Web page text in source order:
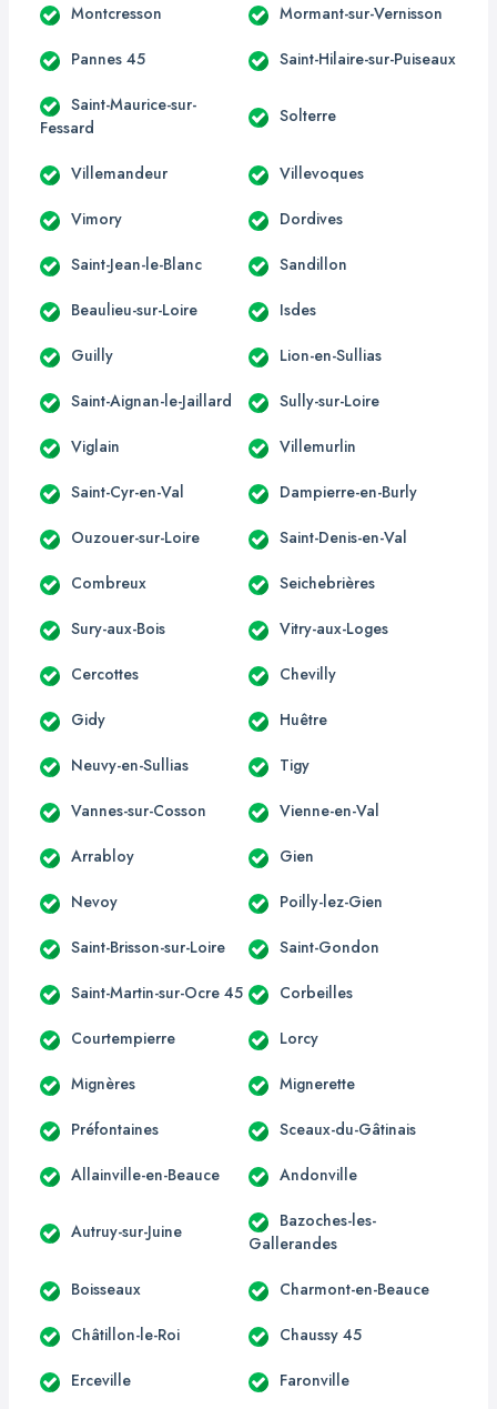
Montcresson Mormant-sur-Vernisson
Pannes 45 Saint-Hilaire-sur-Puiseaux
Saint-Maurice-sur-
Fessard
Solterre
Villemandeur Villevoques
Vimory Dordives
Saint-Jean-le-Blanc Sandillon
Beaulieu-sur-Loire Isdes
Guilly Lion-en-Sullias
Saint-Aignan-le-Jaillard Sully-sur-Loire
Viglain Villemurlin
Saint-Cyr-en-Val Dampierre-en-Burly
Ouzouer-sur-Loire Saint-Denis-en-Val
Combreux Seichebrières
Sury-aux-Bois Vitry-aux-Loges
Cercottes Chevilly
Gidy Huêtre
Neuvy-en-Sullias Tigy
Vannes-sur-Cosson Vienne-en-Val
Arrabloy Gien
Nevoy Poilly-lez-Gien
Saint-Brisson-sur-Loire Saint-Gondon
Saint-Martin-sur-Ocre 45 Corbeilles
Courtempierre Lorcy
Mignères Mignerette
Préfontaines Sceaux-du-Gâtinais
Allainville-en-Beauce Andonville
Autruy-sur-Juine
Bazoches-les-
Gallerandes
Boisseaux Charmont-en-Beauce
Châtillon-le-Roi Chaussy 45
Erceville Faronville